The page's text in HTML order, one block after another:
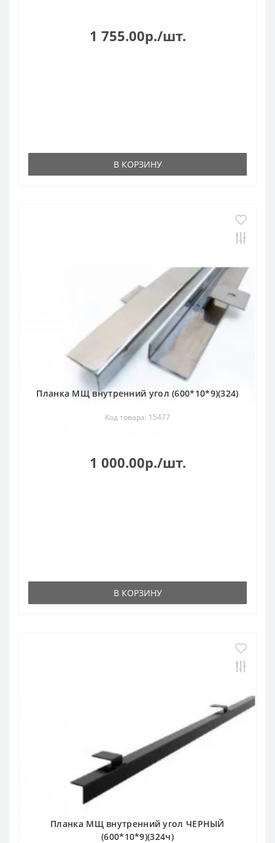
1 755.00р./шт.
В КОРЗИНУ
Планка МЩ внутренний угол (600*10*9)(324)
Код товара: 15477
1 000.00р./шт.
В КОРЗИНУ
Планка МЩ внутренний угол ЧЕРНЫЙ
(600*10*9)(324ч)